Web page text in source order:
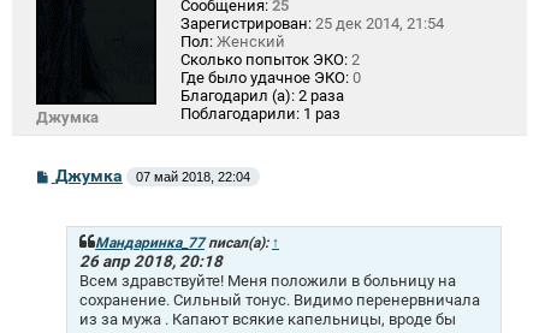
Джумка
Сообщения: 25
Зарегистрирован: 25 дек 2014, 21:54
Пол: Женский
Сколько попыток ЭКО: 2
Где было удачное ЭКО: 0
Благодарил (а): 2 раза
Поблагодарили: 1 раз
С
Джумка 07 май 2018, 22:04
Мандаринка_77писал(а): ↑
26 апр 2018, 20:18
Всем здравствуйте! Меня положили в больницу на
сохранение. Сильный тонус. Видимо перенервничала
из за мужа . Капают всякие капельницы, вроде бы